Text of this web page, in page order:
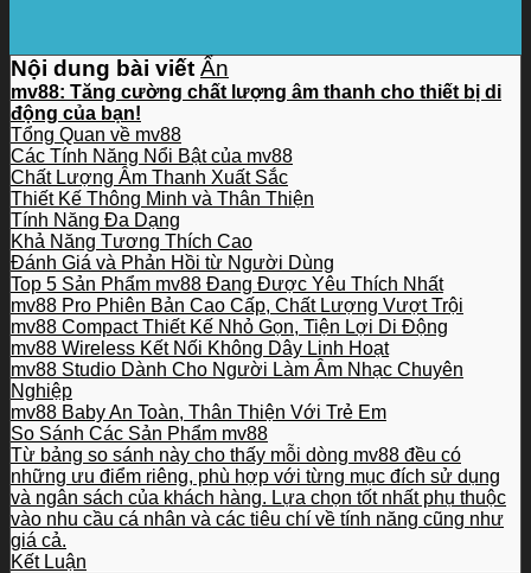
Nội dung bài viết Ẩn
mv88: Tăng cường chất lượng âm thanh cho thiết bị di
động của bạn!
Tổng Quan về mv88
Các Tính Năng Nổi Bật của mv88
Chất Lượng Âm Thanh Xuất Sắc
Thiết Kế Thông Minh và Thân Thiện
Tính Năng Đa Dạng
Khả Năng Tương Thích Cao
Đánh Giá và Phản Hồi từ Người Dùng
Top 5 Sản Phẩm mv88 Đang Được Yêu Thích Nhất
mv88 Pro Phiên Bản Cao Cấp, Chất Lượng Vượt Trội
mv88 Compact Thiết Kế Nhỏ Gọn, Tiện Lợi Di Động
mv88 Wireless Kết Nối Không Dây Linh Hoạt
mv88 Studio Dành Cho Người Làm Âm Nhạc Chuyên
Nghiệp
mv88 Baby An Toàn, Thân Thiện Với Trẻ Em
So Sánh Các Sản Phẩm mv88
Từ bảng so sánh này cho thấy mỗi dòng mv88 đều có
những ưu điểm riêng, phù hợp với từng mục đích sử dụng
và ngân sách của khách hàng. Lựa chọn tốt nhất phụ thuộc
vào nhu cầu cá nhân và các tiêu chí về tính năng cũng như
giá cả.
Kết Luận